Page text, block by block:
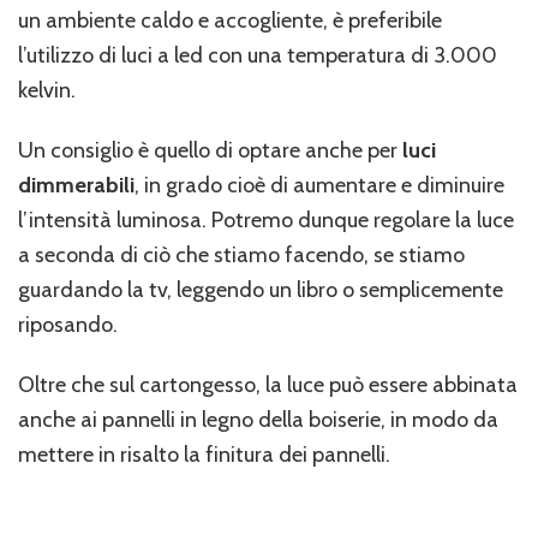
un ambiente caldo e accogliente, è preferibile
l’utilizzo di luci a led con una temperatura di 3.000
kelvin.
Un consiglio è quello di optare anche per luci
dimmerabili, in grado cioè di aumentare e diminuire
l’intensità luminosa. Potremo dunque regolare la luce
a seconda di ciò che stiamo facendo, se stiamo
guardando la tv, leggendo un libro o semplicemente
riposando.
Oltre che sul cartongesso, la luce può essere abbinata
anche ai pannelli in legno della boiserie, in modo da
mettere in risalto la finitura dei pannelli.